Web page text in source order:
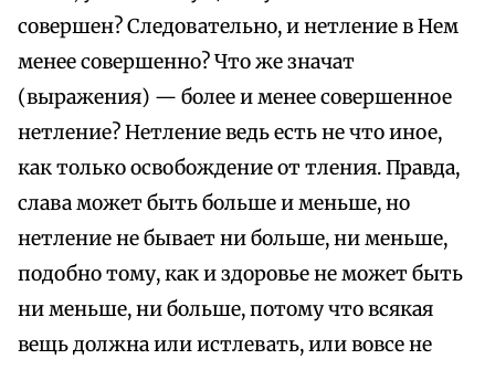
совершен? Следовательно, и нетление в Нем
менее совершенно? Что же значат
(выражения) — более и менее совершенное
нетление? Нетление ведь есть не что иное,
как только освобождение от тления. Правда,
слава может быть больше и меньше, но
нетлениe не бывает ни больше, ни меньше,
подобно тому, как и здоровье не может быть
ни меньше, ни больше, потому что всякая
вещь должна или истлевать, или вовсе не